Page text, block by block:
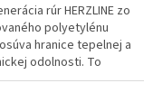
rúr HERZLINE zo
polyetylénu
hranice tepelnej a
odolnosti. To
zachovaní vysokej